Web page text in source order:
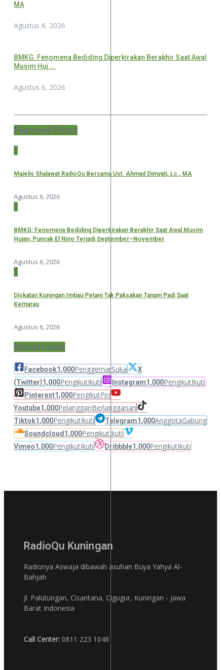
MA
Agustus 6, 2026
BMKG: Fenomena Bediding Diperkirakan Berakhir Saat Awal
Musim Huj ...
Agustus 6, 2026
Featured Posts
1
Majelis Shalawat RadioQu Bersama Ust. Ahmad Dimyati, Lc., MA
Agustus 6, 2026
2
BMKG: Fenomena Bediding Diperkirakan Berakhir Saat Awal Musim
Hujan, Puncak El Nino Terjadi September–November
Agustus 6, 2026
3
Diskatan Kuningan Imbau Petani Tak Paksakan Tanam Padi Saat
Kemarau
Agustus 6, 2026
Social Icons
Facebook1,000PenggemarSuka
X
(Twitter)1,000PengikutIkuti Instagram1,000PengikutIkuti
Pinterest1,000PengikutPin
Youtube1,000PelangganBerlangganan
Tiktok1,000PengikutIkuti Telegram1,000AnggotaGabung
Soundcloud 1,000PengikutIkuti
Vimeo1,000PengikutIkuti Dribbble1,000PengikutIkuti
RadioQu Kuningan
Radionya Aswaja dibawah asuhan Buya Yahya Al-
Bahjah
Jl. Palutungan, Cisantana, Cigugur, Kuningan - Jawa
Barat Indonesia
Call Center: 0811 223 1048